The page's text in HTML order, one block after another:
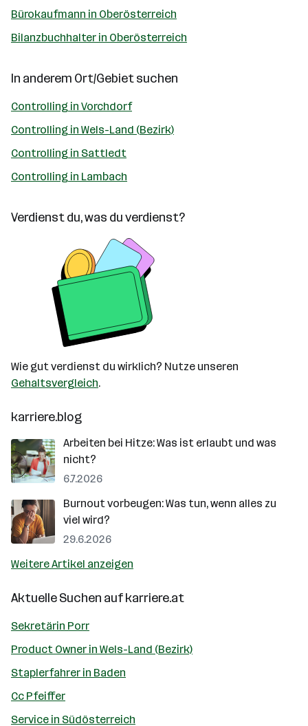
Bürokaufmann in Oberösterreich
Bilanzbuchhalter in Oberösterreich
In anderem Ort/Gebiet suchen
Controlling in Vorchdorf
Controlling in Wels-Land (Bezirk)
Controlling in Sattledt
Controlling in Lambach
Verdienst du, was du verdienst?
Wie gut verdienst du wirklich? Nutze unseren
Gehaltsvergleich.
karriere.blog
Arbeiten bei Hitze: Was ist erlaubt und was
nicht?
6.7.2026
Burnout vorbeugen: Was tun, wenn alles zu
viel wird?
29.6.2026
Weitere Artikel anzeigen
Aktuelle Suchen aufkarriere.at
Sekretärin Porr
Product Owner in Wels-Land (Bezirk)
Staplerfahrer in Baden
Cc Pfeiffer
Service in Südösterreich